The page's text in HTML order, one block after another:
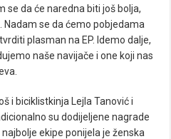
se da će naredna biti još bolja,
Nadam se da ćemo pobjedama
plasman na EP. Idemo dalje,
naše navijače i one koji nas
i biciklistkinja Lejla Tanović i
su dodijeljene nagrade
ekipe ponijela je ženska